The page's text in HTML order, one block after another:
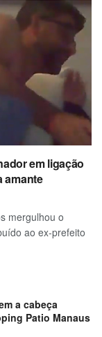
em ligação
amante
mergulhou o
ao ex-prefeito
a cabeça
Patio Manaus